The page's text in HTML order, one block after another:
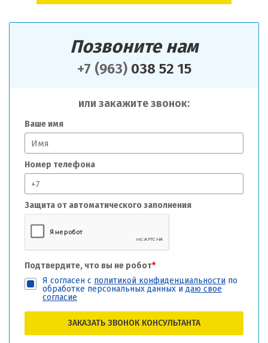
Позвоните нам
+7 (963)038 52 15
или закажите звонок:
Ваше имя
Номер телефона
Защита от автоматического заполнения
Подтвердите, что вы не робот*
Я согласен с политикой конфиденциальности по
обработке персональных данных и даю свое
согласие
ЗАКАЗАТЬ ЗВОНОК КОНСУЛЬТАНТА